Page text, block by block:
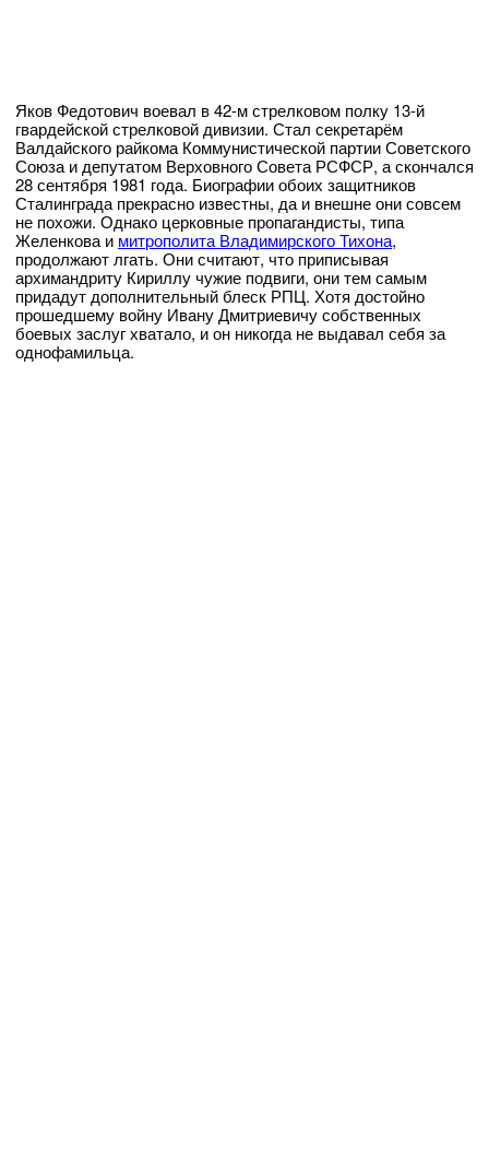
Яков Федотович воевал в 42-м стрелковом полку 13-й
гвардейской стрелковой дивизии. Стал секретарём
Валдайского райкома Коммунистической партии Советского
Союза и депутатом Верховного Совета РСФСР, а скончался
28 сентября 1981 года. Биографии обоих защитников
Сталинграда прекрасно известны, да и внешне они совсем
не похожи. Однако церковные пропагандисты, типа
Желенкова и митрополита Владимирского Тихона,
продолжают лгать. Они считают, что приписывая
архимандриту Кириллу чужие подвиги, они тем самым
придадут дополнительный блеск РПЦ. Хотя достойно
прошедшему войну Ивану Дмитриевичу собственных
боевых заслуг хватало, и он никогда не выдавал себя за
однофамильца.